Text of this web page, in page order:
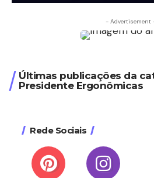
- Advertisement
Últimas publicações da
Presidente Ergonômicas
Rede Sociais